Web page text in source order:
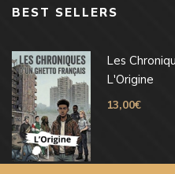
BEST SELLERS
Les
L'Origine
13,00€